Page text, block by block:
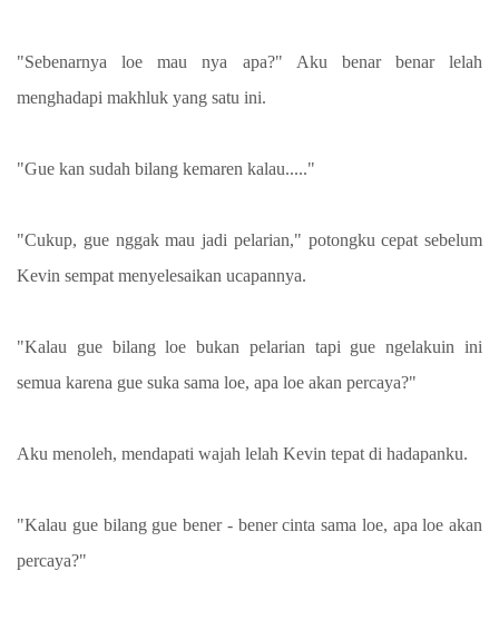
"Sebenarnya loe mau nya apa?" Aku benar benar lelah
menghadapi makhluk yang satu ini.
"Gue kan sudah bilang kemaren kalau....."
"Cukup, gue nggak mau jadi pelarian," potongku cepat sebelum
Kevin sempat menyelesaikan ucapannya.
"Kalau gue bilang loe bukan pelarian tapi gue ngelakuin ini
semua karena gue suka sama loe, apa loe akan percaya?"
Aku menoleh, mendapati wajah lelah Kevin tepat di hadapanku.
"Kalau gue bilang gue bener - bener cinta sama loe, apa loe akan
percaya?"